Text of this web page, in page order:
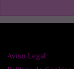
Aviso Legal